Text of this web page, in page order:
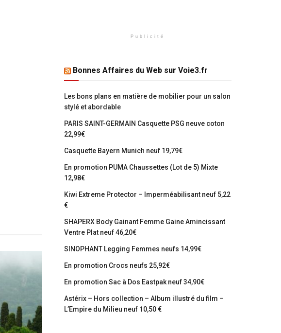
Publicité
Bonnes Affaires du Web sur Voie3.fr
Les bons plans en matière de mobilier pour un salon
stylé et abordable
PARIS SAINT-GERMAIN Casquette PSG neuve coton
22,99€
Casquette Bayern Munich neuf 19,79€
En promotion PUMA Chaussettes (Lot de 5) Mixte
12,98€
Kiwi Extreme Protector – Imperméabilisant neuf 5,22
€
SHAPERX Body Gainant Femme Gaine Amincissant
Ventre Plat neuf 46,20€
SINOPHANT Legging Femmes neufs 14,99€
En promotion Crocs neufs 25,92€
En promotion Sac à Dos Eastpak neuf 34,90€
Astérix – Hors collection – Album illustré du film –
L’Empire du Milieu neuf 10,50 €